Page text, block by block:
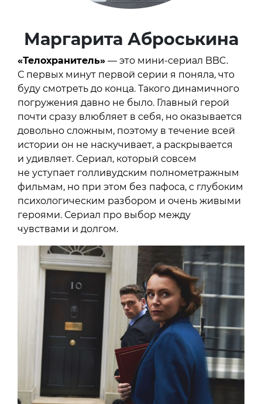
Маргарита Аброськина
«Телохранитель» — это мини-сериал BBC.
С первых минут первой серии я поняла, что
буду смотреть до конца. Такого динамичного
погружения давно не было. Главный герой
почти сразу влюбляет в себя, но оказывается
довольно сложным, поэтому в течение всей
истории он не наскучивает, а раскрывается
и удивляет. Сериал, который совсем
не уступает голливудским полнометражным
фильмам, но при этом без пафоса, с глубоким
психологическим разбором и очень живыми
героями. Сериал про выбор между
чувствами и долгом.